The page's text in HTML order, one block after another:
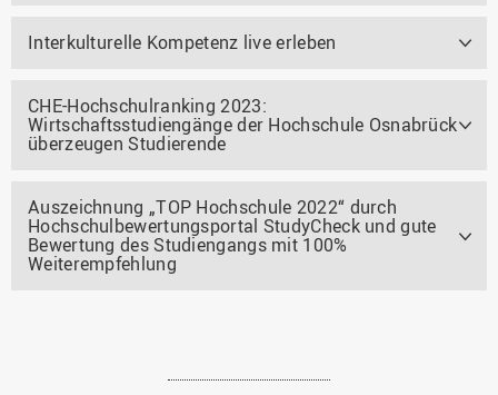
Interkulturelle Kompetenz live erleben
CHE-Hochschulranking 2023:
Wirtschaftsstudiengänge der Hochschule Osnabrück
überzeugen Studierende
Auszeichnung „TOP Hochschule 2022“ durch
Hochschulbewertungsportal StudyCheck und gute
Bewertung des Studiengangs mit 100%
Weiterempfehlung